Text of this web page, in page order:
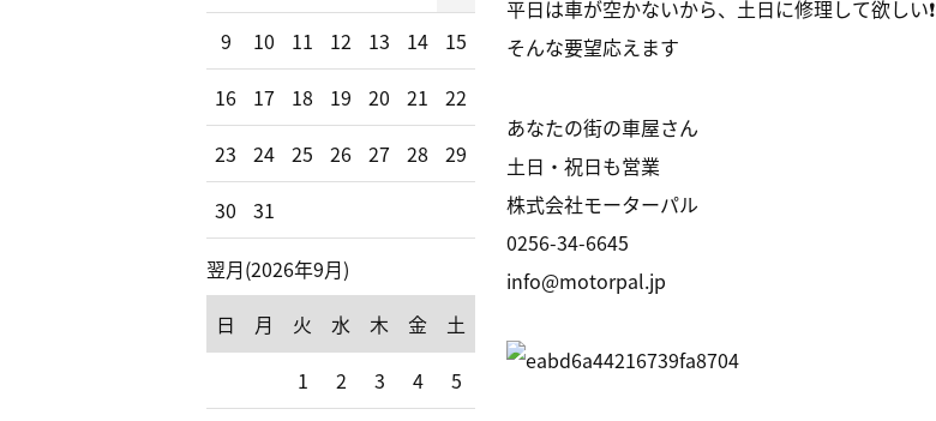
平日は車が空かないから、土日に修理して欲しい❗️
そんな要望応えます
あなたの街の車屋さん
土日・祝日も営業
株式会社モーターパル
0256-34-6645
info@motorpal.jp
9
10 11 12 13 14
15
16
17 18 19 20 21
22
23
24 25 26 27 28
29
30
31
翌月(2026年9月)
日
月 火 水 木 金
土
1
2 3 4
5